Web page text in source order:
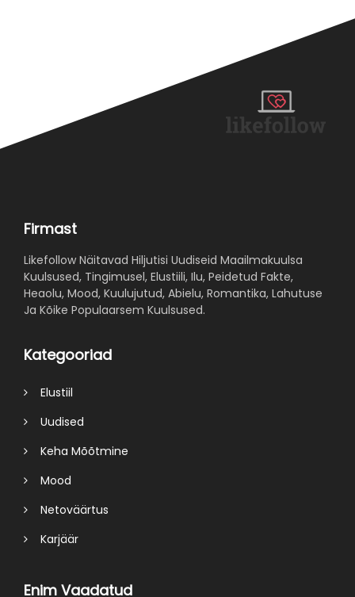
Firmast
Likefollow Näitavad Hiljutisi Uudiseid Maailmakuulsa
Kuulsused, Tingimusel, Elustiili, Ilu, Peidetud Fakte,
Heaolu, Mood, Kuulujutud, Abielu, Romantika, Lahutuse
Ja Kõike Populaarsem Kuulsused.
Kategooriad
Elustiil
Uudised
Keha Mõõtmine
Mood
Netoväärtus
Karjäär
Enim Vaadatud